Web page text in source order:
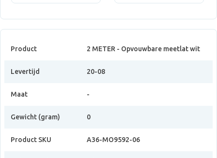
Product 2 METER - Opvouwbare meetlat wit
Levertijd 20-08
Maat -
Gewicht (gram) 0
Product SKU A36-MO9592-06